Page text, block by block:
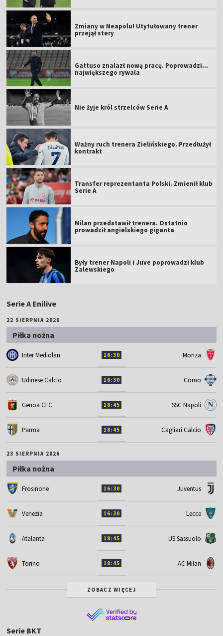
Zmiany w Neapolu! Utytułowany trener
przejął stery
Gattuso znalazł nową pracę. Poprowadzi...
największego rywala
Nie żyje król strzelców Serie A
Ważny ruch trenera Zielińskiego. Przedłużył
kontrakt
Transfer reprezentanta Polski. Zmienił klub
Serie A
Milan przedstawił trenera. Ostatnio
prowadził angielskiego giganta
Były trener Napoli i Juve poprowadzi klub
Zalewskiego
Serie A Enilive
22 SIERPNIA 2026
Piłka nożna
Inter Mediolan 16:30 Monza
Udinese Calcio 16:30 Como
Genoa CFC 18:45 SSC Napoli
Parma 18:45 Cagliari Calcio
23 SIERPNIA 2026
Piłka nożna
Frosinone 16:30 Juventus
Venezia 16:30 Lecce
Atalanta 18:45 US Sassuolo
Torino 18:45 AC Milan
ZOBACZ WIĘCEJ
Serie BKT